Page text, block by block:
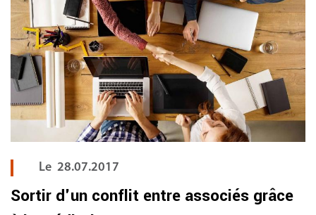
Le 28.07.2017
Sortir d'un conflit entre associés grâce